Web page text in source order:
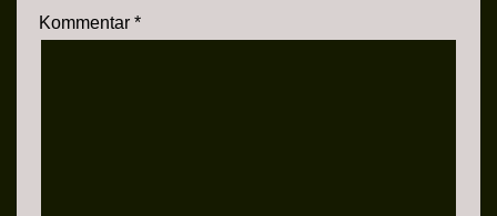
Kommentar *